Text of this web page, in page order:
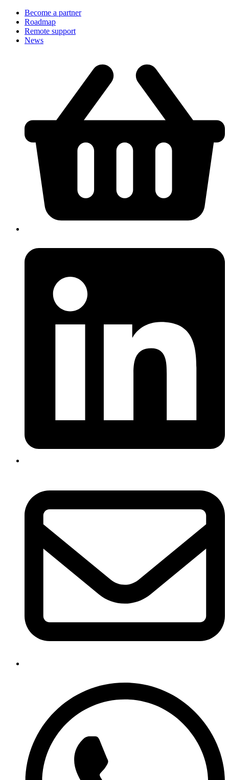
Become a partner
Roadmap
Remote support
News